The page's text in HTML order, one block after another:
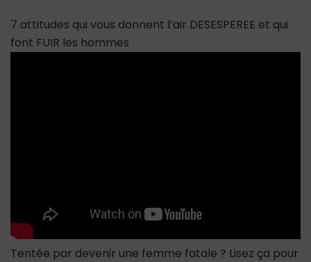
qui
donnent
7 attitudes qui vous donnent l’air DESESPEREE et qui
font FUIR les hommes
Tentée par devenir une femme fatale ? Lisez ça pour